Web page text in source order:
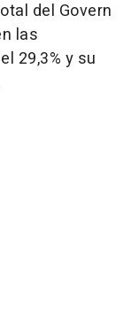
del Govern
las
29,3% y su